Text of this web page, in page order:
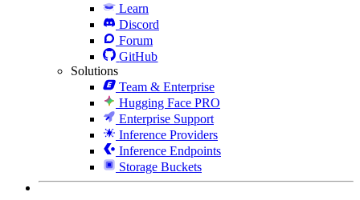
Learn
Discord
Forum
GitHub
Solutions
Team & Enterprise
Hugging Face PRO
Enterprise Support
Inference Providers
Inference Endpoints
Storage Buckets